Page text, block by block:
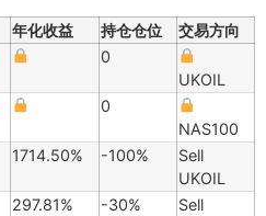
年化收益 持仓仓位
交易方向
0
UKOIL
0
NAS100
1714.50% -100%
Sell
UKOIL
297.81% -30%
Sell